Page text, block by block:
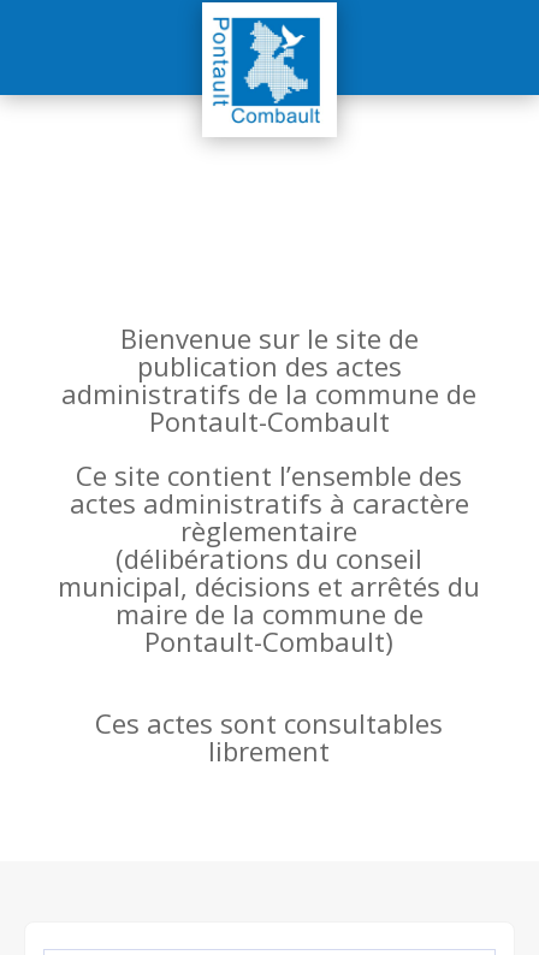
Bienvenue sur le site de
publication des actes
administratifs de la commune de
Pontault-Combault
Ce site contient l’ensemble des
actes administratifs à caractère
règlementaire
(délibérations du conseil
municipal, décisions et arrêtés du
maire de la commune de
Pontault-Combault)
Ces actes sont consultables
librement